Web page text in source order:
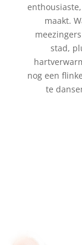
maakt.
stad,
nog een
te